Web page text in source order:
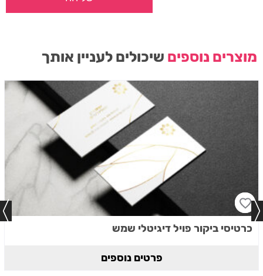
מוצרים נוספים שיכולים לעניין אותך
כרטיסי ביקור פויל דיגיטלי שמש
פרטים נוספים